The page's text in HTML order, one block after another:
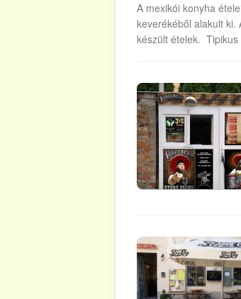
A mexikói konyha
keverékéből alakult ki.
készült ételek. Tipikus